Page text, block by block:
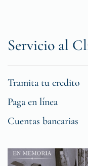
Servicio al
Tramita tu credito
Paga en línea
Cuentas bancarias